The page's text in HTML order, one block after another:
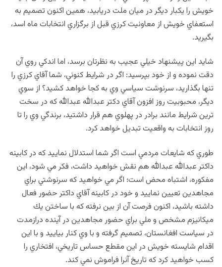
خويش را يكبار ديگر در ميان ملت دريابيد، همين اكنون تصميم به
استعفاي خويش از معاونيت كرزي قبل از برگزاري انتخابات ماه اسد،
بگيريد.
شايد اين پيشنهاد خيلي عجيب به نظرتان برسد،‌ اما اندكي روي آن
دقت نموده و از خود بپرسيد:‌ اگر در شرايط كنوني، شما آقاي كرزي را
تنها بگذاريد، سرنوشت سياسي وي به كجا خواهد كشيد؟ از سوي
ديگر،‌ محبوبيت روز افزون آقاي دكتر عبدالله عبدالله كه در سخت
ترين شرايط مانند برادر در پهلوي هم قرار داشتيد، برندگي وي را تا
روز انتخابات به واقعيت تبديل خواهد كرد.
طوري كه شايعات مردمي است اگر شما استدلال نماييد كه در كابينه
داكتر عبدالله عبدالله هم نقش خواهيد داشت، فكر مي شود، اين
مفكوره، اشتباه محض است؛ اگر مي خواهيد كه سرنوشتي براي
مجاهدين تعيين نماييد و خود در كابينه آقاي داكتر حضور فعال
داشته باشيد، اكنون فرصت آن از بين نرفته كه با ساختن يك
ميكانيزم مشخص و ملي براي حضور مجاهدين در آينده درازمدت
در سياست افغانستان، تصميم گرفته و با وي كنار بياييد و با اين
اقدام شايسته خويش در اين مقطع حساس تاريخي، افتخاري را
كسب خواهيد كرد كه تاريخ آنرا فراموش نمي كند.